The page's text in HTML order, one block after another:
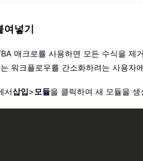
여넣기
매크로를 사용하면 모든 수식을 제
워크플로우를 간소화하려는 사용자에
서삽입>모듈을 클릭하여 새 모듈을 생